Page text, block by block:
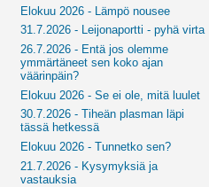
Elokuu 2026 - Lämpö nousee
31.7.2026 - Leijonaportti - pyhä virta
26.7.2026 - Entä jos olemme
ymmärtäneet sen koko ajan
väärinpäin?
Elokuu 2026 - Se ei ole, mitä luulet
30.7.2026 - Tiheän plasman läpi
tässä hetkessä
Elokuu 2026 - Tunnetko sen?
21.7.2026 - Kysymyksiä ja
vastauksia